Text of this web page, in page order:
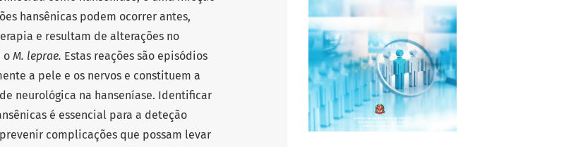
hansênicas podem ocorrer antes,
e resultam de alterações no
o M. leprae. Estas reações são episódios
a pele e os nervos e constituem a
neurológica na hanseníase. Identificar
é essencial para a deteção
complicações que possam levar